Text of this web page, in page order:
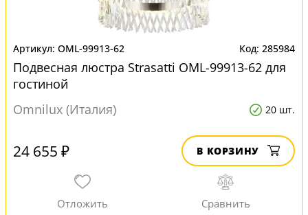
OML-99913-62 285984
Подвесная люстра Strasatti OML-99913-62 для
гостиной
Omnilux (Италия)
20 шт.
24 655 ₽ В КОРЗИНУ